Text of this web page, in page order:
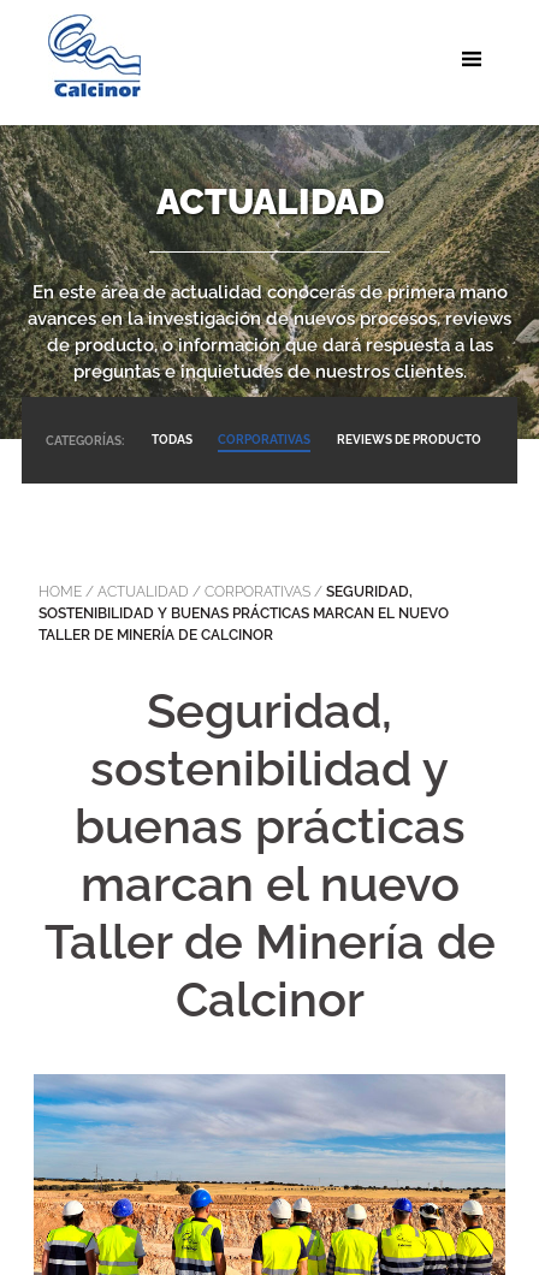
ACTUALIDAD
En este área de actualidad conocerás de primera mano
avances en la investigación de nuevos procesos, reviews
de producto, o información que dará respuesta a las
preguntas e inquietudes de nuestros clientes.
CATEGORÍAS: TODAS CORPORATIVAS REVIEWS DE PRODUCTO
HOME/ ACTUALIDAD / CORPORATIVAS/ SEGURIDAD,
SOSTENIBILIDAD Y BUENAS PRÁCTICAS MARCAN EL NUEVO
TALLER DE MINERÍA DE CALCINOR
Seguridad,
sostenibilidad y
buenas prácticas
marcan el nuevo
Taller de Minería de
Calcinor